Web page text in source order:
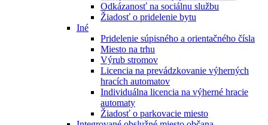
Odkázanosť na sociálnu službu
Žiadosť o pridelenie bytu
Iné
Pridelenie súpisného a orientačného čísla
Miesto na trhu
Výrub stromov
Licencia na prevádzkovanie výherných
hracích automatov
Individuálna licencia na výherné hracie
automaty
Žiadosť o parkovacie miesto